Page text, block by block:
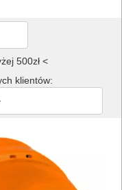
500zł <
klientów: